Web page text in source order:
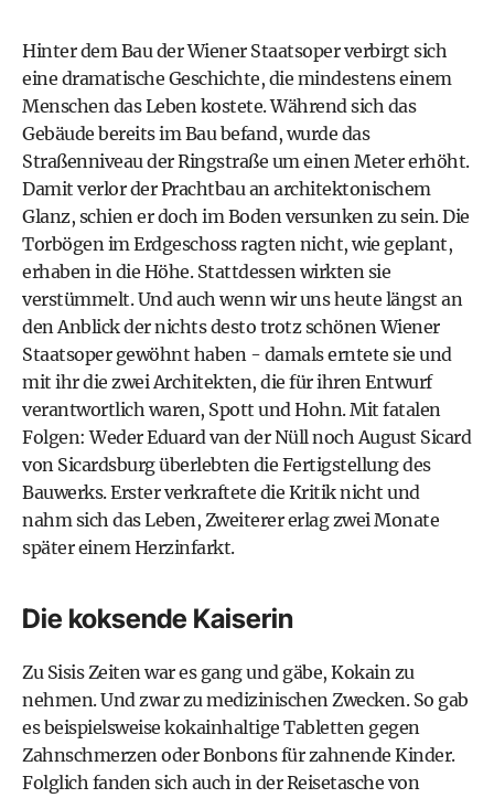
Hinter dem Bau der Wiener Staatsoper verbirgt sich
eine dramatische Geschichte, die mindestens einem
Menschen das Leben kostete. Während sich das
Gebäude bereits im Bau befand, wurde das
Straßenniveau der Ringstraße um einen Meter erhöht.
Damit verlor der Prachtbau an architektonischem
Glanz, schien er doch im Boden versunken zu sein. Die
Torbögen im Erdgeschoss ragten nicht, wie geplant,
erhaben in die Höhe. Stattdessen wirkten sie
verstümmelt. Und auch wenn wir uns heute längst an
den Anblick der nichts desto trotz schönen Wiener
Staatsoper gewöhnt haben - damals erntete sie und
mit ihr die zwei Architekten, die für ihren Entwurf
verantwortlich waren, Spott und Hohn. Mit fatalen
Folgen: Weder Eduard van der Nüll noch August Sicard
von Sicardsburg überlebten die Fertigstellung des
Bauwerks. Erster verkraftete die Kritik nicht und
nahm sich das Leben, Zweiterer erlag zwei Monate
später einem Herzinfarkt.
Die koksende Kaiserin
Zu Sisis Zeiten war es gang und gäbe, Kokain zu
nehmen. Und zwar zu medizinischen Zwecken. So gab
es beispielsweise kokainhaltige Tabletten gegen
Zahnschmerzen oder Bonbons für zahnende Kinder.
Folglich fanden sich auch in der Reisetasche von